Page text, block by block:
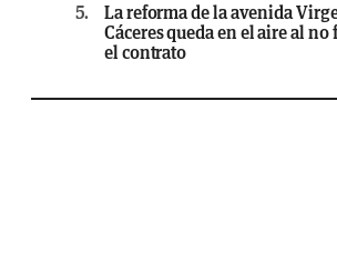
5.
La reforma de la avenida
Cáceres queda en el aire al
el contrato